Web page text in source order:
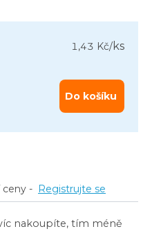
1,43 Kč/ks
Do košíku
ceny - Registrujte se
nakoupíte, tím méně